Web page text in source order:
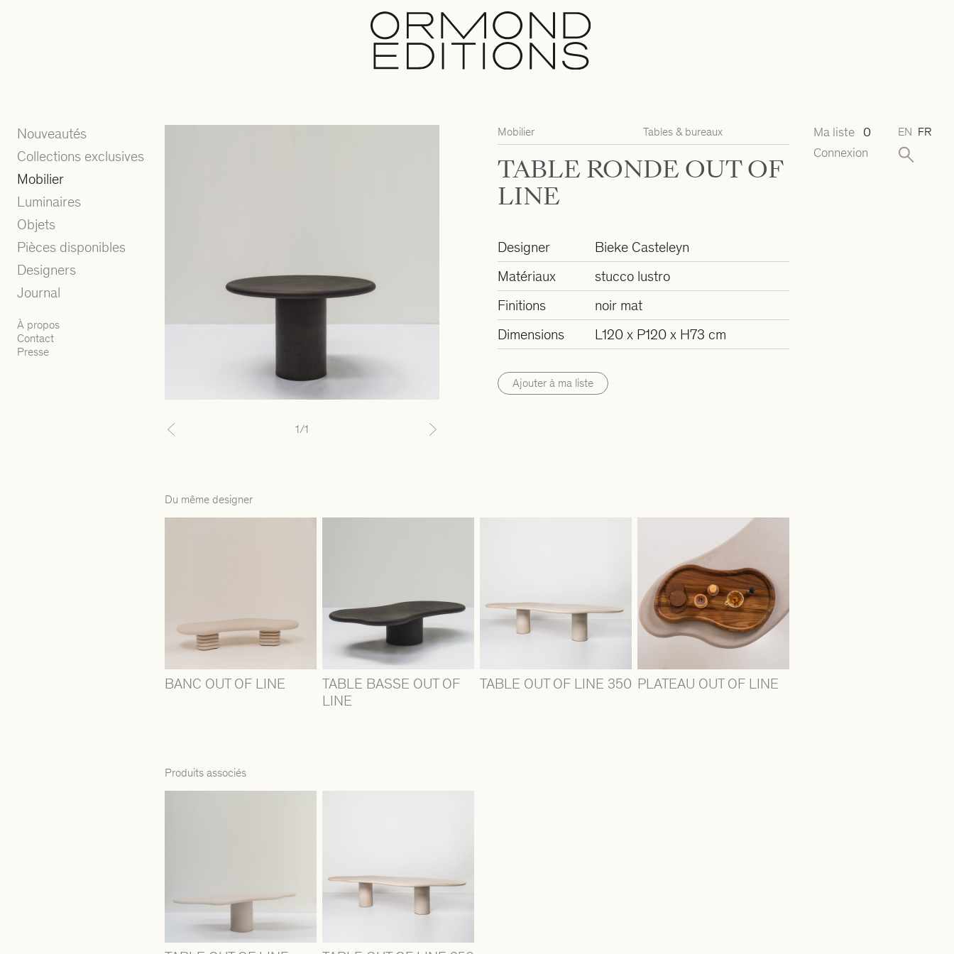
Nouveautés
Collections exclusives
Mobilier
Luminaires
Objets
Pièces disponibles
Designers
Journal
À propos
Contact
Presse
Previous 1/1
Mobilier Tables & bureaux
TABLE RONDE OUT OF
LINE
Designer
Bieke Casteleyn
Matériaux
stucco lustro
Finitions
noir mat
Dimensions
L120 x P120 x H73 cm
Ajouter à ma liste
Du même designer
BANC OUT OF LINE
TABLE BASSE OUT OF
LINE
TABLE OUT OF LINE 350 PLATEAU OUT OF LINE
Produits associés
Ma liste 0
Connexion
EN FR